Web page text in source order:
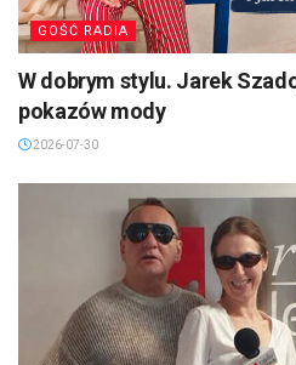
GOŚĆ RADIA
W dobrym stylu. Jarek
pokazów mody
2026-07-30